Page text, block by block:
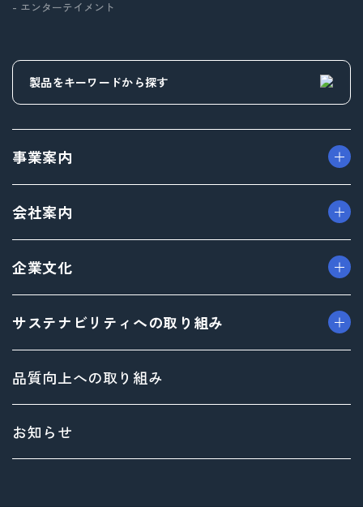
- エンターテイメント
事業案内
> プロダクト事業
> デザイン事業
> マテリアル事業
> ブランド事業
会社案内
> フィロソフィ
> 企業概要
> 沿革
> 方針
> 拠点情報
企業文化
> 社内イベント・研修・福利厚生
サステナビリティへの取り組み
サステナビリティ基本方針
Environment（環境）への取り組み
Social（社会）への取り組み
品質向上への取り組み
お知らせ